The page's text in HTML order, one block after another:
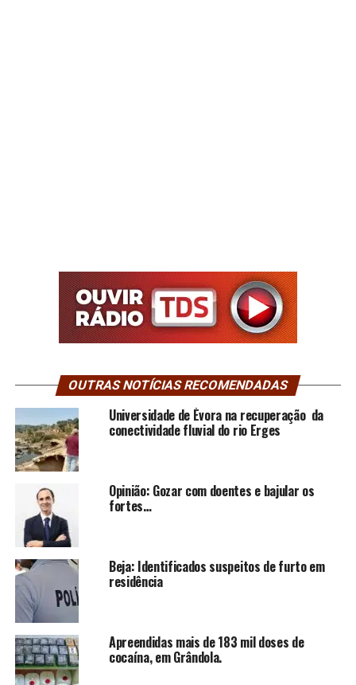
OUTRAS NOTÍCIAS RECOMENDADAS
Universidade de Évora na recuperação da
conectividade fluvial do rio Erges
Opinião: Gozar com doentes e bajular os
fortes…
Beja: Identificados suspeitos de furto em
residência
Apreendidas mais de 183 mil doses de
cocaína, em Grândola.